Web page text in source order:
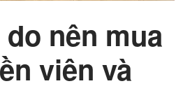
nên mua
viên và